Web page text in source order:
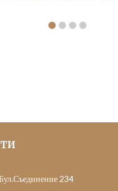
was:
е:
234